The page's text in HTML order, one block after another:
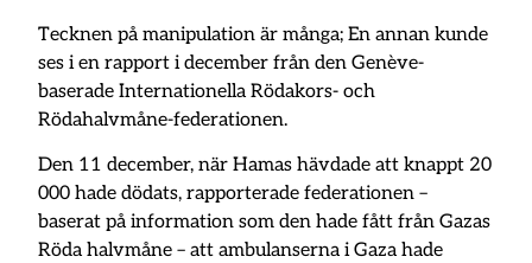
Tecknen på manipulation är många; En annan kunde
ses i en rapport i december från den Genève-
baserade Internationella Rödakors- och
Rödahalvmåne-federationen.
Den 11 december, när Hamas hävdade att knappt 20
000 hade dödats, rapporterade federationen –
baserat på information som den hade fått från Gazas
Röda halvmåne – att ambulanserna i Gaza hade